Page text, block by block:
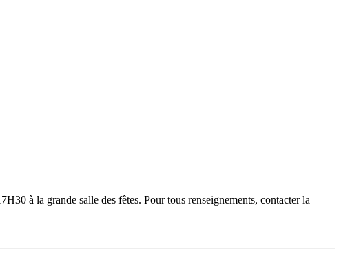
à la grande salle des fêtes. Pour tous renseignements, contacter la